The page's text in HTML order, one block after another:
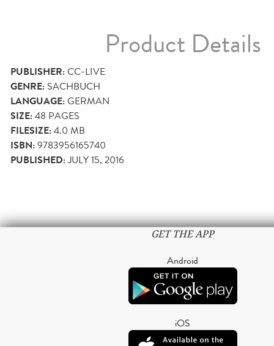
Product Details
PUBLISHER:CC-LIVE
GENRE: SACHBUCH
LANGUAGE:GERMAN
SIZE:48 PAGES
FILESIZE:4.0 MB
ISBN:9783956165740
PUBLISHED:JULY 15, 2016
GET THE APP
Android
iOS